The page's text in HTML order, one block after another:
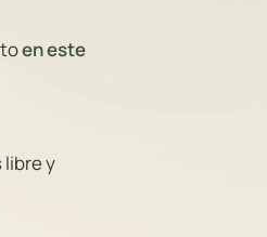
en este
libre y